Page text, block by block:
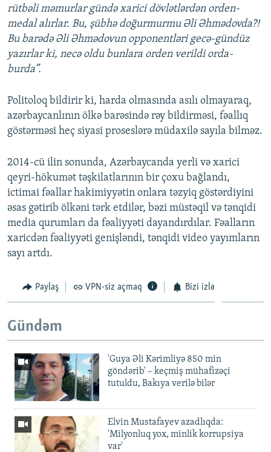
rütbəli məmurlar gündə xarici dövlətlərdən orden-
medal alırlar. Bu, şübhə doğurmurmu Əli Əhmədovda?!
Bu barədə Əli Əhmədovun opponentləri gecə-gündüz
yazırlar ki, necə oldu bunlara orden verildi orda-
burda”.
Politoloq bildirir ki, harda olmasında asılı olmayaraq,
azərbaycanlının ölkə barəsində rəy bildirməsi, fəallıq
göstərməsi heç siyasi proseslərə müdaxilə sayıla bilməz.
2014-cü ilin sonunda, Azərbaycanda yerli və xarici
qeyri-hökumət təşkilatlarının bir çoxu bağlandı,
ictimai fəallar hakimiyyətin onlara təzyiq göstərdiyini
əsas gətirib ölkəni tərk etdilər, bəzi müstəqil və tənqidi
media qurumları da fəaliyyəti dayandırdılar. Fəalların
xaricdən fəaliyyəti genişləndi, tənqidi video yayımların
sayı artdı.
Paylaş VPN-siz açmaq Bizi izlə
Gündəm
'Guya Əli Kərimliyə 850 min
göndərib' – keçmiş mühafizəçi
tutuldu, Bakıya verilə bilər
Elvin Mustafayev azadlıqda:
'Milyonluq yox, minlik korrupsiya
var'